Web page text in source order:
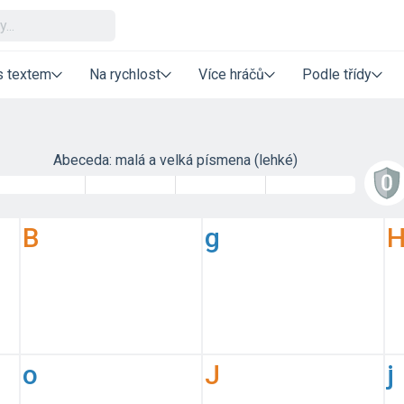
textem Na rychlost Více hráčů Podle třídy
Abeceda: malá a velká písmena (lehké)
B
o
g
J
H
j